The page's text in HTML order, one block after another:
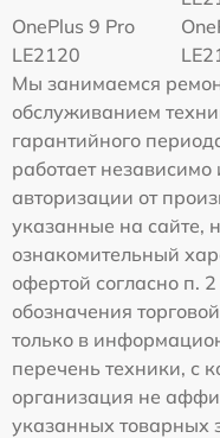
OnePlus 9 Pro
LE2120
Мы занимаемся
обслуживанием
гарантийного
работает
авторизации от
указанные на сайте,
ознакомительный
офертой согласно п.
обозначения
только в
перечень техники, с
организация не
указанных товарных